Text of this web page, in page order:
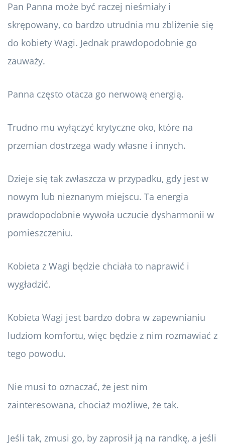
Pan Panna może być raczej nieśmiały i
skrępowany, co bardzo utrudnia mu zbliżenie się
do kobiety Wagi. Jednak prawdopodobnie go
zauważy.
Panna często otacza go nerwową energią.
Trudno mu wyłączyć krytyczne oko, które na
przemian dostrzega wady własne i innych.
Dzieje się tak zwłaszcza w przypadku, gdy jest w
nowym lub nieznanym miejscu. Ta energia
prawdopodobnie wywoła uczucie dysharmonii w
pomieszczeniu.
Kobieta z Wagi będzie chciała to naprawić i
wygładzić.
Kobieta Wagi jest bardzo dobra w zapewnianiu
ludziom komfortu, więc będzie z nim rozmawiać z
tego powodu.
Nie musi to oznaczać, że jest nim
zainteresowana, chociaż możliwe, że tak.
Jeśli tak, zmusi go, by zaprosił ją na randkę, a jeśli